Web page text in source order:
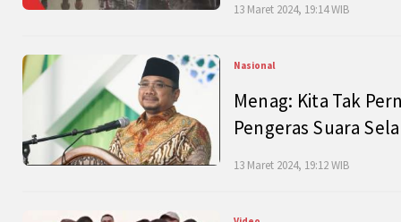
13 Maret 2024, 19:14 WIB
Nasional
Menag: Kita Tak
Pengeras Suara
13 Maret 2024, 19:12 WIB